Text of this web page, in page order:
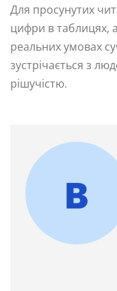
Для просунутих
цифри в таблицях,
реальних умовах
зустрічається з
рішучістю.